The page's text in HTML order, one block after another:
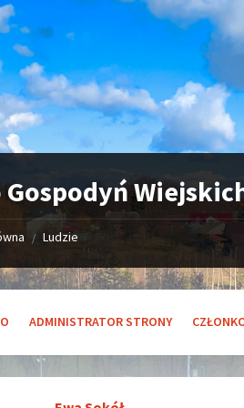
Gospodyń
/ Ludzie
ADMINISTRATOR STRONY